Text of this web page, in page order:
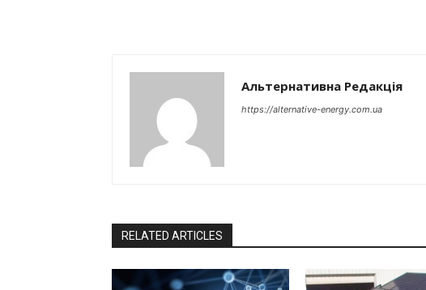
Альтернативна Редакція
https://alternative-energy.com.ua
RELATED ARTICLES